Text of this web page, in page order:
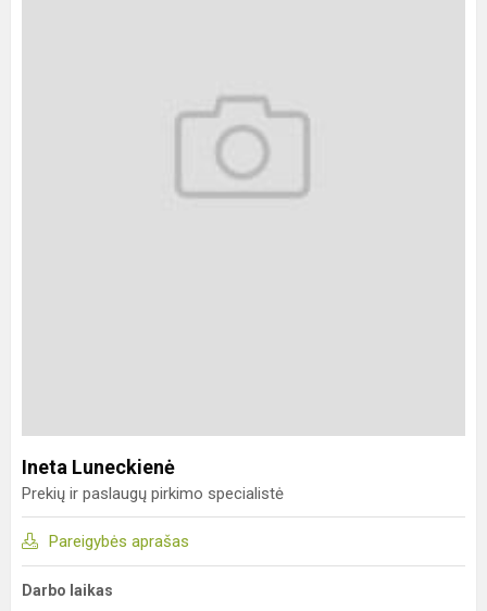
Ineta Luneckienė
Prekių ir paslaugų pirkimo specialistė
Pareigybės aprašas
Darbo laikas